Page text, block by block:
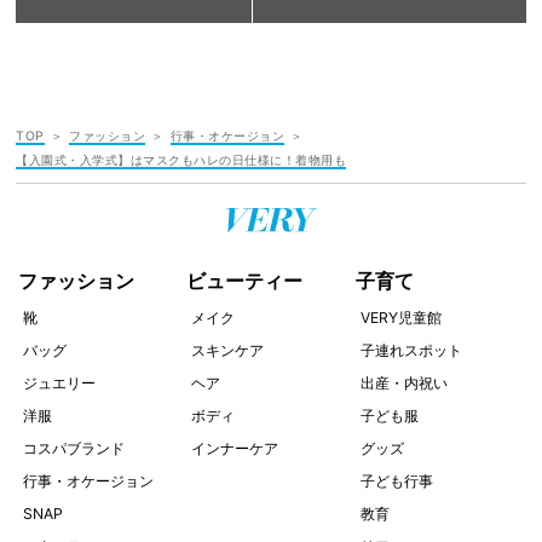
TOP ファッション
行事・オケージョン
【入園式・入学式】はマスクもハレの日仕様に！着物用も
ファッション
靴
バッグ
ジュエリー
洋服
コスパブランド
行事・オケージョン
SNAP
ビューティー
メイク
スキンケア
ヘア
ボディ
インナーケア
子育て
VERY児童館
子連れスポット
出産・内祝い
子ども服
グッズ
子ども行事
教育